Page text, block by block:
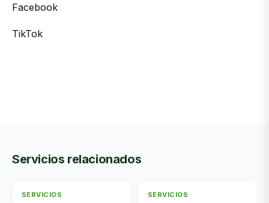
Facebook
TikTok
Servicios relacionados
SERVICIOS SERVICIOS